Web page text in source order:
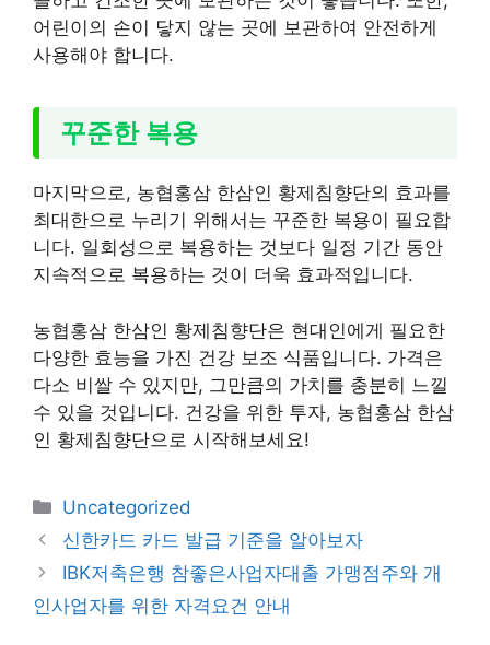
어린이의 손이 닿지 않는 곳에 보관하여 안전하게
사용해야 합니다.
꾸준한 복용
마지막으로, 농협홍삼 한삼인 황제침향단의 효과를
최대한으로 누리기 위해서는 꾸준한 복용이 필요합
니다. 일회성으로 복용하는 것보다 일정 기간 동안
지속적으로 복용하는 것이 더욱 효과적입니다.
농협홍삼 한삼인 황제침향단은 현대인에게 필요한
다양한 효능을 가진 건강 보조 식품입니다. 가격은
다소 비쌀 수 있지만, 그만큼의 가치를 충분히 느낄
수 있을 것입니다. 건강을 위한 투자, 농협홍삼 한삼
인 황제침향단으로 시작해보세요!
카
테
리
Uncategorized
신한카드 카드 발급 기준을 알아보자
IBK저축은행 참좋은사업자대출 가맹점주와 개
인사업자를 위한 자격요건 안내